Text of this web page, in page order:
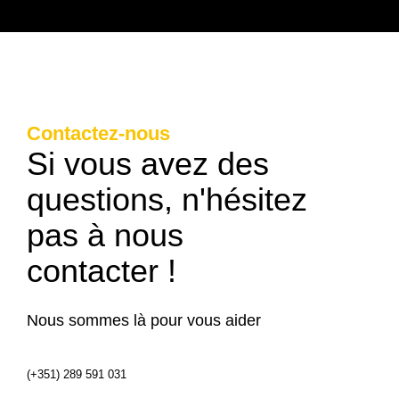
Contactez-nous
Si vous avez des
questions, n'hésitez
pas à nous
contacter !
Nous sommes là pour vous aider
(+351) 289 591 031